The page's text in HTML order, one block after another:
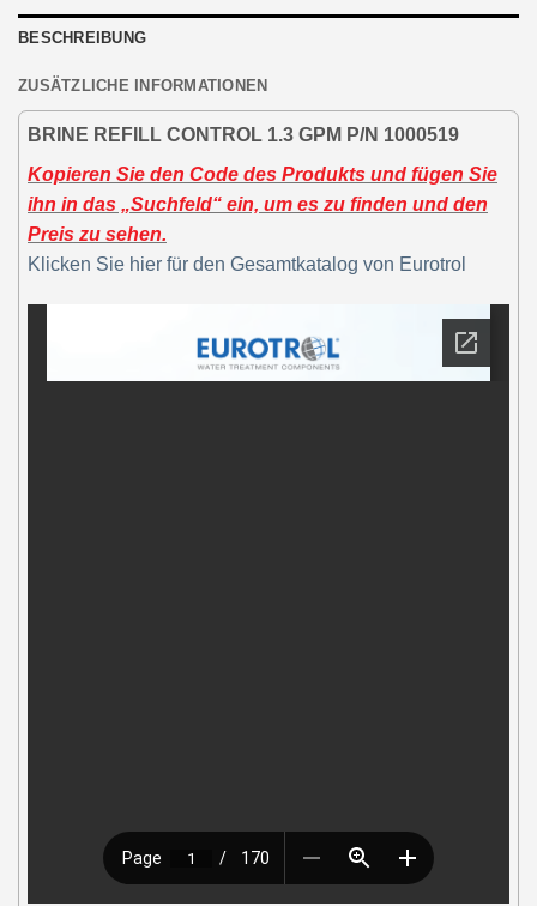
BESCHREIBUNG
ZUSÄTZLICHE INFORMATIONEN
BRINE REFILL CONTROL 1.3 GPM P/N 1000519
Kopieren Sie den Code des Produkts und fügen Sie
ihn in das „Suchfeld“ ein, um es zu finden und den
Preis zu sehen.
Klicken Sie hier für den Gesamtkatalog von Eurotrol